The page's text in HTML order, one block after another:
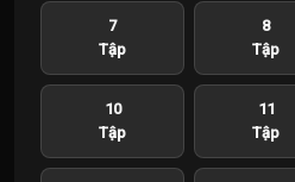
7
Tập
8
Tập
10
Tập
11
Tập